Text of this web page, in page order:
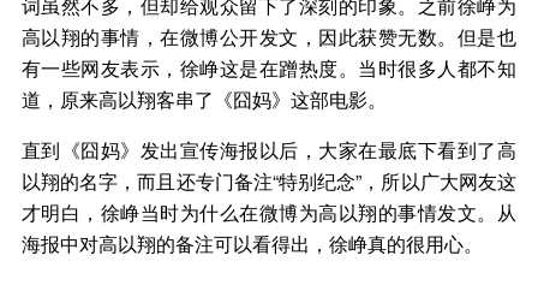
高以翔的事情，在微博公开发文，因此获赞无数。但是也
有一些网友表示，徐峥这是在蹭热度。当时很多人都不知
道，原来高以翔客串了《囧妈》这部电影。
直到《囧妈》发出宣传海报以后，大家在最底下看到了高
以翔的名字，而且还专门备注“特别纪念”，所以广大网友这
才明白，徐峥当时为什么在微博为高以翔的事情发文。从
海报中对高以翔的备注可以看得出，徐峥真的很用心。